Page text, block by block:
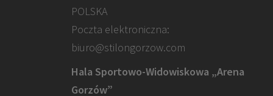
POLSKA
Poczta elektroniczna:
biuro@stilongorzow.com
Hala Sportowo-Widowiskowa „Arena
Gorzów”